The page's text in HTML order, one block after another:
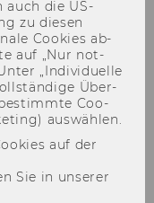
auch die US-​
zu die­sen
Coo­kies ab­
auf „Nur not­
„In­di­vi­du­el­le
Über­
Coo­
aus­wäh­len.
auf der
Sie in unserer